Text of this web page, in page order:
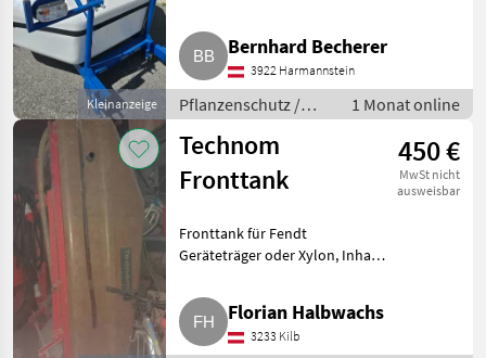
Kleinanzeige
Bernhard Becherer
3922 Harmannstein
Pflanzenschutz /
Feldspritzen
1 Monat online
Technom
Fronttank
450 €
MwSt nicht
ausweisbar
Fronttank für Fendt
Geräteträger oder Xylon, Inhalt
Pflanzenschutz Feldspritzen
Florian Halbwachs
3233 Kilb